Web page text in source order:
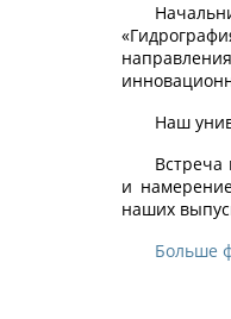
Наш
Встреча
и
наших
Больше